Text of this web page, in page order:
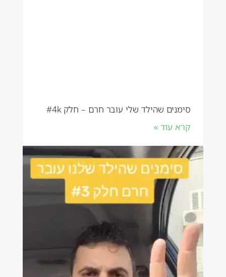
סימנים שהילד שלי עובר חרם – חלק #4k
קרא עוד »